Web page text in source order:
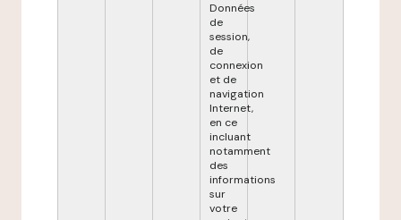
Données
de
session,
de
connexion
et de
navigation
Internet,
en ce
incluant
notamment
des
informations
sur
votre